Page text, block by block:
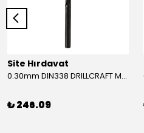
Site Hırdavat
0.30mm DIN338 DRILLCRAFT MATKAP UCU HSS 10 Adet
₺ 246.09